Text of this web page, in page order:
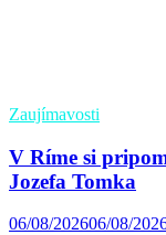
Zaujímavosti
V Ríme si
Jozefa Tomka
06/08/202606/08/